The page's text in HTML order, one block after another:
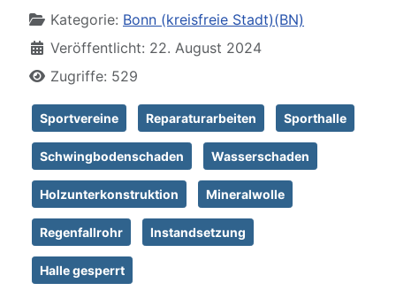
Kategorie: Bonn (kreisfreie Stadt)(BN)
Veröffentlicht: 22. August 2024
Zugriffe: 529
Sportvereine Reparaturarbeiten Sporthalle
Schwingbodenschaden Wasserschaden
Holzunterkonstruktion Mineralwolle
Regenfallrohr Instandsetzung
Halle gesperrt